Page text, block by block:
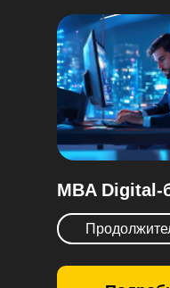
MBA Digital-